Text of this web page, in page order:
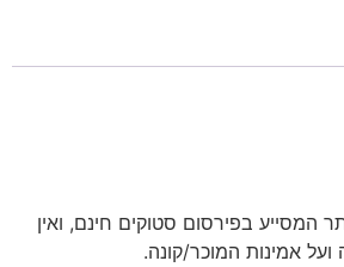
המסייע בפירסום סטוקים חינם, ואין
אמינות המוכר/קונה.